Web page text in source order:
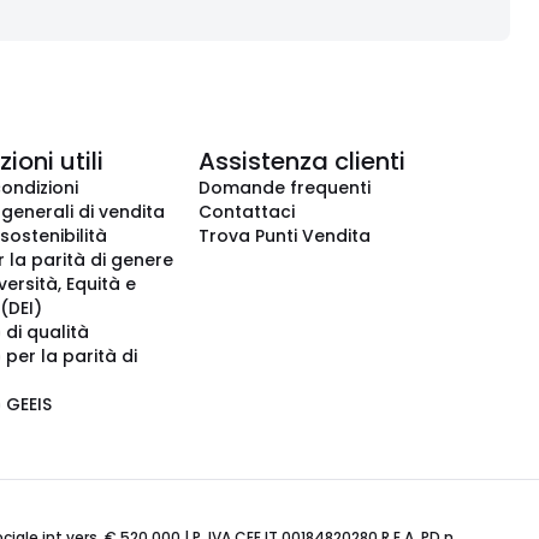
utili
di vendita
la parità di genere
Equità e
qualità
per la parità di
Assistenza clienti
Domande frequenti
Contattaci
Trova Punti Vendita